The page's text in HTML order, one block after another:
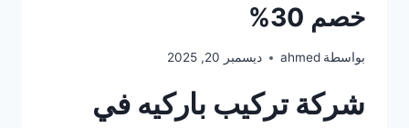
خصم 30%
بواسطة ahmed ديسمبر 20, 2025
شركة تركيب باركيه في